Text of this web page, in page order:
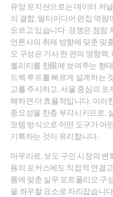
유망 포지션으로는 데이터 저
의 결합, 멀티미디어 편집 역량
오르고 있습니다. 경쟁은 점점
언론사의 취재 방향에 맞춘 맞
오 구성은 기사 한 편의 영향력
퀄리티를 한眼에 보여주는 형
드백 루프를 빠르게 설계하는
고를 주시하고, 서울 중심의 포
해하면 더 효율적입니다. 이러
중요성을 한층 부각시키므로,
모템 방식으로 어떤 도구가 어
기록하는 것이 유리합니다.
마무리로, 보도 구인 시장의 변
용의 포커스에도 직접적 연결
름에 맞춘 실무 포트폴리오 구
을 좌우할 요소로 자리잡습니